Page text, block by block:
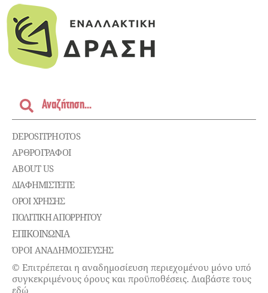
DEPOSITPHOTOS
ΑΡΘΡΟΓΡΑΦΟΙ
ABOUT US
ΔΙΑΦΗΜΙΣΤΕΊΤΕ
ΌΡΟΙ ΧΡΉΣΗΣ
ΠΟΛΙΤΙΚΉ ΑΠΟΡΡΉΤΟΥ
ΕΠΙΚΟΙΝΩΝΊΑ
ΌΡΟΙ ΑΝΑΔΗΜΟΣΙΕΥΣΗΣ
© Επιτρέπεται η αναδημοσίευση περιεχομένου μόνο υπό
συγκεκριμένους όρους και προϋποθέσεις. Διαβάστε τους
εδώ